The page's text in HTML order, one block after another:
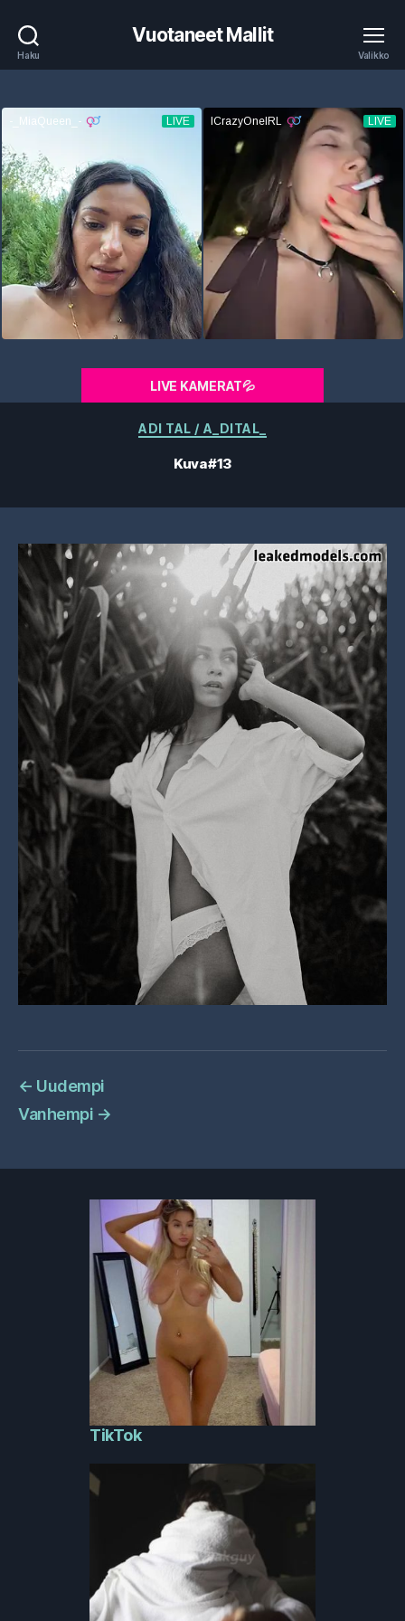
Haku
Vuotaneet Mallit
Valikko
LIVE KAMERAT💦
Kategoriat
ADI TAL / A_DITAL_
Kuva #13
← Uudempi
Vanhempi →
TikTok